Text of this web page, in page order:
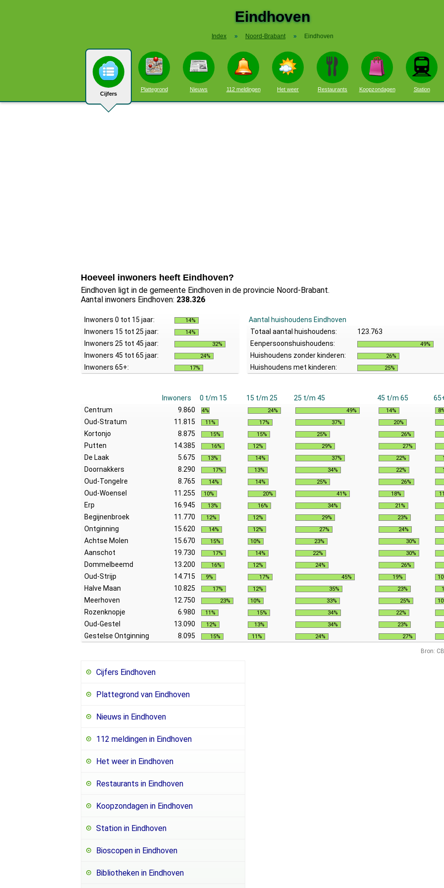
Eindhoven
Index » Noord-Brabant » Eindhoven
Cijfers
Plattegrond Nieuws 112 meldingen Het weer Restaurants Koopzondagen Station
Hoeveel inwoners heeft Eindhoven?
Eindhoven ligt in de gemeente Eindhoven in de provincie Noord-Brabant.
Aantal inwoners Eindhoven: 238.326
Inwoners 0 tot 15 jaar: 14%
Inwoners 15 tot 25 jaar: 14%
Inwoners 25 tot 45 jaar: 32%
Inwoners 45 tot 65 jaar: 24%
Inwoners 65+: 17%
Aantal huishoudens Eindhoven
Totaal aantal huishoudens:
123.763
Eenpersoonshuishoudens:
49%
Huishoudens zonder kinderen: 26%
Huishoudens met kinderen: 25%
Inwoners 0 t/m 15 15 t/m 25 25 t/m 45 45 t/m 65
Centrum
9.860 4% 24% 49% 14%
Oud-Stratum 11.815 11% 17% 37% 20%
Kortonjo 8.875 15% 15% 25% 26%
Putten 14.385 16% 12% 29% 27%
De Laak 5.675 13% 14% 37% 22%
Doornakkers 8.290 17% 13% 34% 22%
Oud-Tongelre 8.765 14% 14% 25% 26%
Oud-Woensel 11.255 10% 20% 41% 18%
Erp 16.945 13% 16% 34% 21%
Begijnenbroek 11.770 12% 12% 29% 23%
Ontginning 15.620 14% 12% 27% 24%
Achtse Molen 15.670 15% 10% 23% 30%
Aanschot 19.730 17% 14% 22% 30%
Dommelbeemd 13.200 16% 12% 24% 26%
Oud-Strijp 14.715 9% 17% 45% 19%
Halve Maan 10.825 17% 12% 35% 23%
Meerhoven 12.750 23% 10% 33% 25%
Rozenknopje 6.980 11% 15% 34% 22%
Oud-Gestel 13.090 12% 13% 34% 23%
Gestelse Ontginning 8.095 15% 11% 24% 27%
Bron:
Cijfers Eindhoven
Plattegrond van Eindhoven
Nieuws in Eindhoven
112 meldingen in Eindhoven
Het weer in Eindhoven
Restaurants in Eindhoven
Koopzondagen in Eindhoven
Station in Eindhoven
Bioscopen in Eindhoven
Bibliotheken in Eindhoven